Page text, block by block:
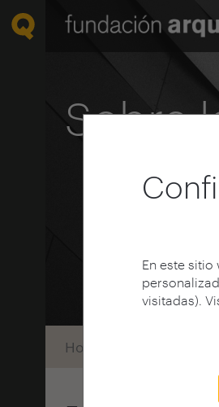
En este
visitadas).
Sobre
Home